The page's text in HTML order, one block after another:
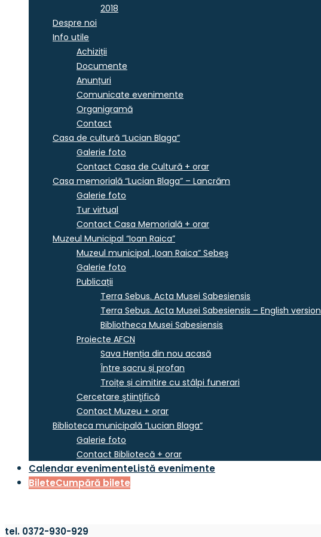
2018
Despre noi
Info utile
Achiziții
Documente
Anunțuri
Comunicate evenimente
Organigramă
Contact
Casa de cultură “Lucian Blaga”
Galerie foto
Contact Casa de Cultură + orar
Casa memorială “Lucian Blaga” – Lancrăm
Galerie foto
Tur virtual
Contact Casa Memorială + orar
Muzeul Municipal “Ioan Raica”
Muzeul municipal „Ioan Raica” Sebeş
Galerie foto
Publicații
Terra Sebus. Acta Musei Sabesiensis
Terra Sebus. Acta Musei Sabesiensis – English version
Bibliotheca Musei Sabesiensis
Proiecte AFCN
Sava Henția din nou acasă
Între sacru și profan
Troițe și cimitire cu stâlpi funerari
Cercetare ştiinţifică
Contact Muzeu + orar
Biblioteca municipală “Lucian Blaga”
Galerie foto
Contact Bibliotecă + orar
Calendar evenimenteListă evenimente
BileteCumpără bilete
tel. 0372-930-929